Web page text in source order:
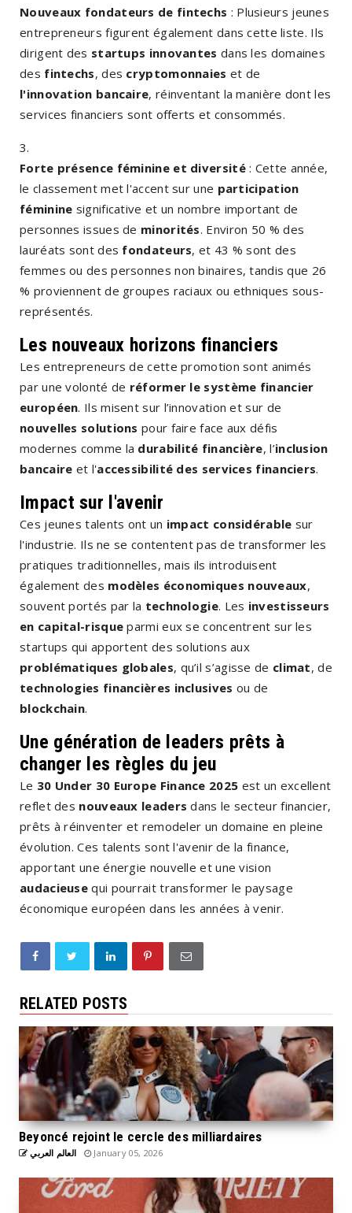
Nouveaux fondateurs de fintechs : Plusieurs jeunes
entrepreneurs figurent également dans cette liste. Ils
dirigent des startups innovantes dans les domaines
des fintechs, des cryptomonnaies et de
l'innovation bancaire, réinventant la manière dont les
services financiers sont offerts et consommés.
Forte présence féminine et diversité: Cette année,
le classement met l'accent sur une participation
féminine significative et un nombre important de
personnes issues de minorités. Environ 50 % des
lauréats sont des fondateurs, et 43 % sont des
femmes ou des personnes non binaires, tandis que 26
% proviennent de groupes raciaux ou ethniques sous-
représentés.
Les nouveaux horizons financiers
Les entrepreneurs de cette promotion sont animés
par une volonté de réformer le système financier
européen. Ils misent sur l’innovation et sur de
nouvelles solutions pour faire face aux défis
modernes comme la durabilité financière, l’inclusion
bancaire et l'accessibilité des services financiers.
Impact sur l'avenir
Ces jeunes talents ont un impact considérable sur
l'industrie. Ils ne se contentent pas de transformer les
pratiques traditionnelles, mais ils introduisent
également des modèles économiques nouveaux,
souvent portés par la technologie. Les investisseurs
en capital-risque parmi eux se concentrent sur les
startups qui apportent des solutions aux
problématiques globales, qu’il s’agisse de climat, de
technologies financières inclusives ou de
blockchain.
Une génération de leaders prêts à
changer les règles du jeu
Le 30 Under 30 Europe Finance 2025 est un excellent
reflet des nouveaux leaders dans le secteur financier,
prêts à réinventer et remodeler un domaine en pleine
évolution. Ces talents sont l'avenir de la finance,
apportant une énergie nouvelle et une vision
audacieuse qui pourrait transformer le paysage
économique européen dans les années à venir.
RELATED POSTS
Beyoncé rejoint le cercle des milliardaires
العالم العربي January 05, 2026